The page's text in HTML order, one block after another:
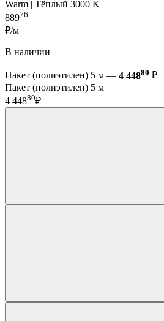
Warm | Тёплый 3000 K
88976
₽/м
В наличии
Пакет (полиэтилен) 5 м — 4 44880 ₽
Пакет (полиэтилен) 5 м
4 44880₽